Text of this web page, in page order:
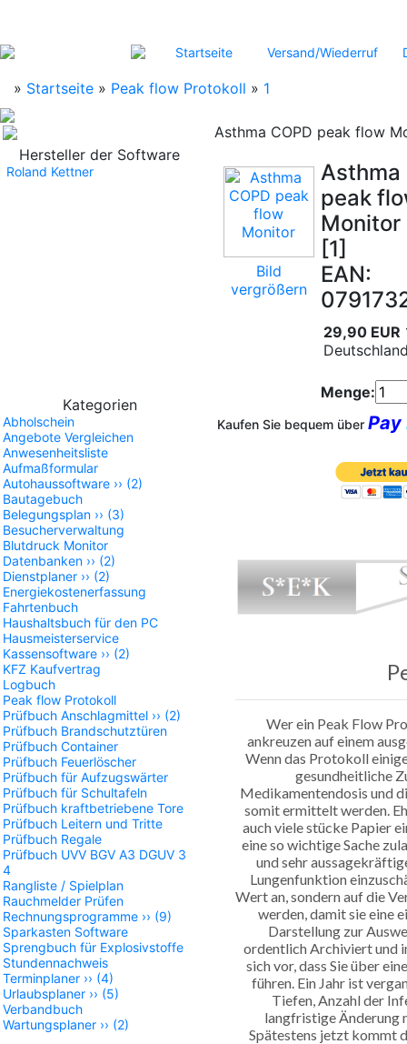
Startseite Versand/Wiederruf
» Startseite » Peak flow Protokoll » 1
Hersteller der Software
Roland Kettner
Kategorien
Abholschein
Angebote Vergleichen
Anwesenheitsliste
Aufmaßformular
Autohaussoftware ›› (2)
Bautagebuch
Belegungsplan ›› (3)
Besucherverwaltung
Blutdruck Monitor
Datenbanken ›› (2)
Dienstplaner ›› (2)
Energiekostenerfassung
Fahrtenbuch
Haushaltsbuch für den PC
Hausmeisterservice
Kassensoftware ›› (2)
KFZ Kaufvertrag
Logbuch
Peak flow Protokoll
Prüfbuch Anschlagmittel ›› (2)
Prüfbuch Brandschutztüren
Prüfbuch Container
Prüfbuch Feuerlöscher
Prüfbuch für Aufzugswärter
Prüfbuch für Schultafeln
Prüfbuch kraftbetriebene Tore
Prüfbuch Leitern und Tritte
Prüfbuch Regale
Prüfbuch UVV BGV A3 DGUV 3
4
Rangliste / Spielplan
Rauchmelder Prüfen
Rechnungsprogramme ›› (9)
Sparkasten Software
Sprengbuch für Explosivstoffe
Stundennachweis
Terminplaner ›› (4)
Urlaubsplaner ›› (5)
Verbandbuch
Wartungsplaner ›› (2)
Asthma COPD peak flow
Bild
vergrößern
Asthma
peak
Monitor
[1]
EAN:
29,90 EUR
Menge:
Kaufen Sie bequem über Pay
Wer ein Peak Flow
ankreuzen auf einem
Wenn das Protokoll
gesundheitliche
Medikamentendosis und
somit ermittelt werden.
auch viele stücke Papier
eine so wichtige Sache
und sehr
Lungenfunktion
Wert an, sondern auf die
werden, damit sie eine
Darstellung zur
ordentlich Archiviert und
sich vor, dass Sie über
führen. Ein Jahr ist
Tiefen, Anzahl der
langfristige Änderung
Spätestens jetzt kommt